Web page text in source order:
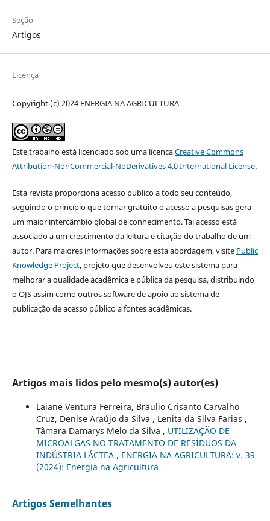
Seção
Artigos
Licença
Copyright (c) 2024 ENERGIA NA AGRICULTURA
Este trabalho está licenciado sob uma licençaCreative Commons
Attribution-NonCommercial-NoDerivatives 4.0 International License.
Esta revista proporciona acesso publico a todo seu conteúdo,
seguindo o princípio que tornar gratuito o acesso a pesquisas gera
um maior intercâmbio global de conhecimento. Tal acesso está
associado a um crescimento da leitura e citação do trabalho de um
autor. Para maiores informações sobre esta abordagem, visite Public
Knowledge Project, projeto que desenvolveu este sistema para
melhorar a qualidade acadêmica e pública da pesquisa, distribuindo
o OJS assim como outros software de apoio ao sistema de
publicação de acesso público a fontes acadêmicas.
Artigos mais lidos pelo mesmo(s) autor(es)
Laiane Ventura Ferreira, Braulio Crisanto Carvalho
Cruz, Denise Araújo da Silva , Lenita da Silva Farias ,
Tâmara Damarys Melo da Silva , UTILIZAÇÃO DE
MICROALGAS NO TRATAMENTO DE RESÍDUOS DA
INDÚSTRIA LÁCTEA , ENERGIA NA AGRICULTURA: v. 39
(2024): Energia na Agricultura
Artigos Semelhantes